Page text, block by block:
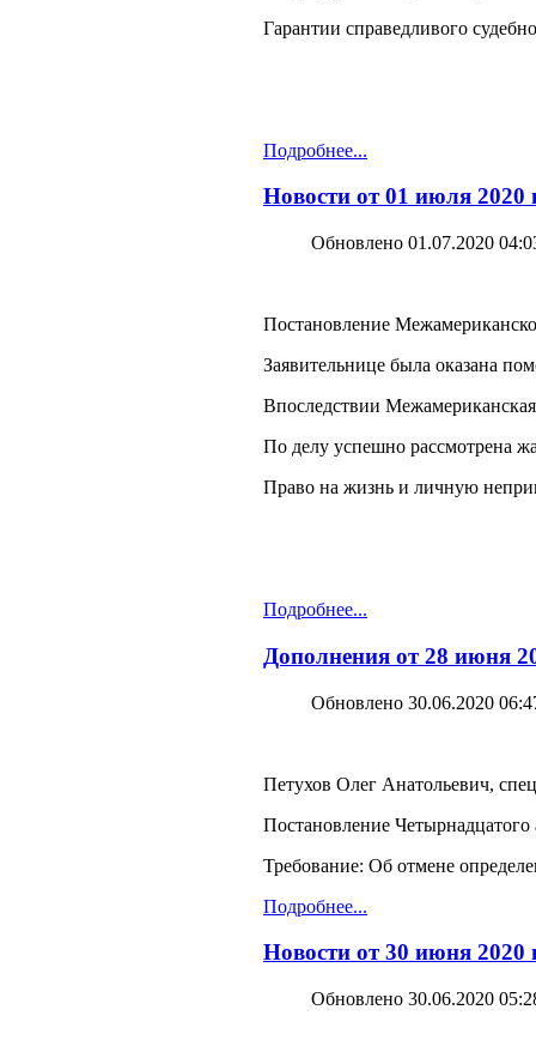
Гарантии справедливого
Подробнее...
Новости от 01 июля
Обновлено 01.07.2020
Постановление
Заявительнице была оказана
Впоследствии
По делу успешно рассмотрена
Право на жизнь и личную
Подробнее...
Дополнения от 28 июня
Обновлено 30.06.2020
Петухов Олег Анатольевич,
Постановление
Требование: Об отмене
Подробнее...
Новости от 30 июня
Обновлено 30.06.2020